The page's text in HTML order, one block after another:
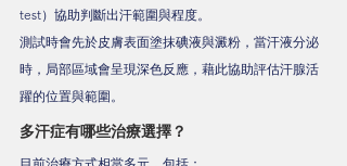
test）協助判斷出汗範圍與程度。
測試時會先於皮膚表面塗抹碘液與澱粉，當汗液分泌
時，局部區域會呈現深色反應，藉此協助評估汗腺活
躍的位置與範圍。
多汗症有哪些治療選擇？